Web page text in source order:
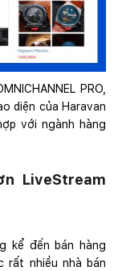
PRO,
diện của Haravan
với ngành hàng
LiveStream
kể đến bán hàng
rất nhiều nhà bán